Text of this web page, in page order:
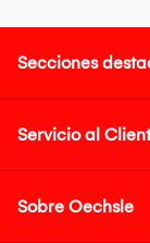
Secciones
Servicio al
Sobre Oechsle